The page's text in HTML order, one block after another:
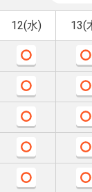
12(水) 13(